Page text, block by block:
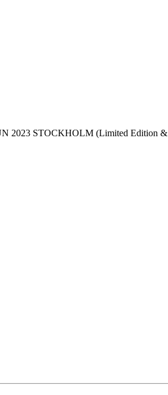
2023 STOCKHOLM (Limited Edition